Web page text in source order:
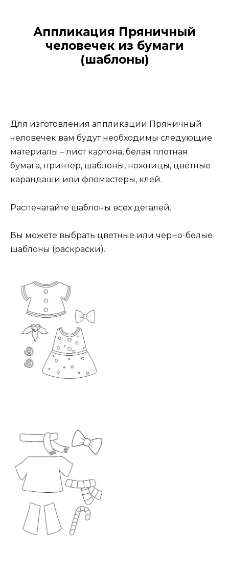
Аппликация Пряничный
человечек из бумаги
(шаблоны)
Для изготовления аппликации Пряничный
человечек вам будут необходимы следующие
материалы – лист картона, белая плотная
бумага, принтер, шаблоны, ножницы, цветные
карандаши или фломастеры, клей.
Распечатайте шаблоны всех деталей.
Вы можете выбрать цветные или черно-белые
шаблоны (раскраски).